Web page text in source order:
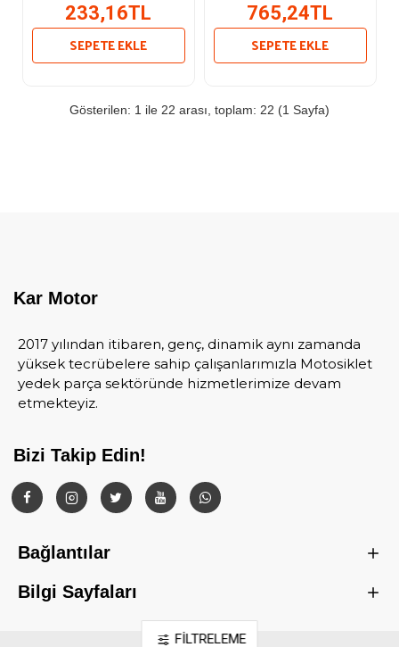
233,16TL
SEPETE EKLE
765,24TL
SEPETE EKLE
Gösterilen: 1 ile 22 arası, toplam: 22 (1 Sayfa)
Kar Motor
2017 yılından itibaren, genç, dinamik aynı zamanda
yüksek tecrübelere sahip çalışanlarımızla Motosiklet
yedek parça sektöründe hizmetlerimize devam
etmekteyiz.
Bizi Takip Edin!
Bağlantılar
Bilgi Sayfaları
FILTRELEME